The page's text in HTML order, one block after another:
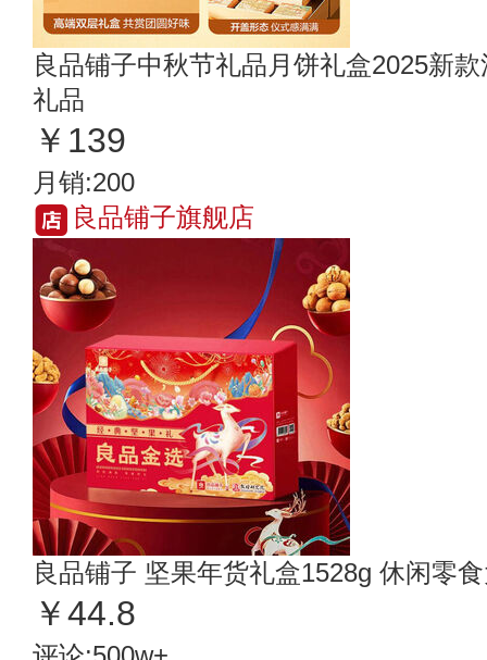
良品铺子中秋节礼品月饼礼盒2025新
礼品
￥139
月销:200
良品铺子旗舰店
良品铺子 坚果年货礼盒1528g 休闲零
￥44.8